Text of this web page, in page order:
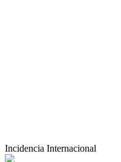
Incidencia Internacional